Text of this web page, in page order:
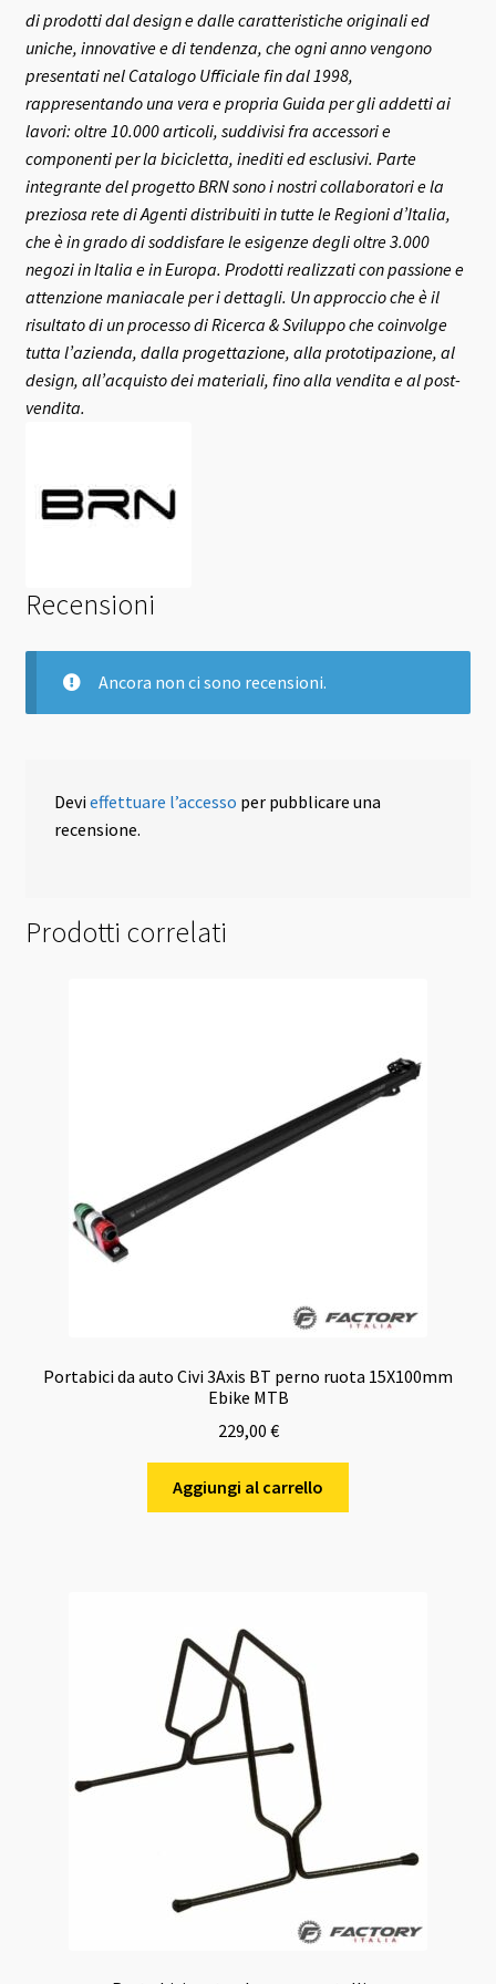
di prodotti dal design e dalle caratteristiche originali ed
uniche, innovative e di tendenza, che ogni anno vengono
presentati nel Catalogo Ufficiale fin dal 1998,
rappresentando una vera e propria Guida per gli addetti ai
lavori: oltre 10.000 articoli, suddivisi fra accessori e
componenti per la bicicletta, inediti ed esclusivi. Parte
integrante del progetto BRN sono i nostri collaboratori e la
preziosa rete di Agenti distribuiti in tutte le Regioni d’Italia,
che è in grado di soddisfare le esigenze degli oltre 3.000
negozi in Italia e in Europa. Prodotti realizzati con passione e
attenzione maniacale per i dettagli. Un approccio che è il
risultato di un processo di Ricerca & Sviluppo che coinvolge
tutta l’azienda, dalla progettazione, alla prototipazione, al
design, all’acquisto dei materiali, fino alla vendita e al post-
vendita.
Recensioni
Ancora non ci sono recensioni.
Devieffettuare l’accesso per pubblicare una
recensione.
Prodotti correlati
Portabici da auto Civi 3Axis BT perno ruota 15X100mm
Ebike MTB
229,00 €
Aggiungi al carrello